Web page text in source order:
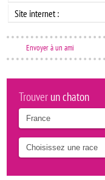
Site internet :
Envoyer à un ami
Trouver un chaton